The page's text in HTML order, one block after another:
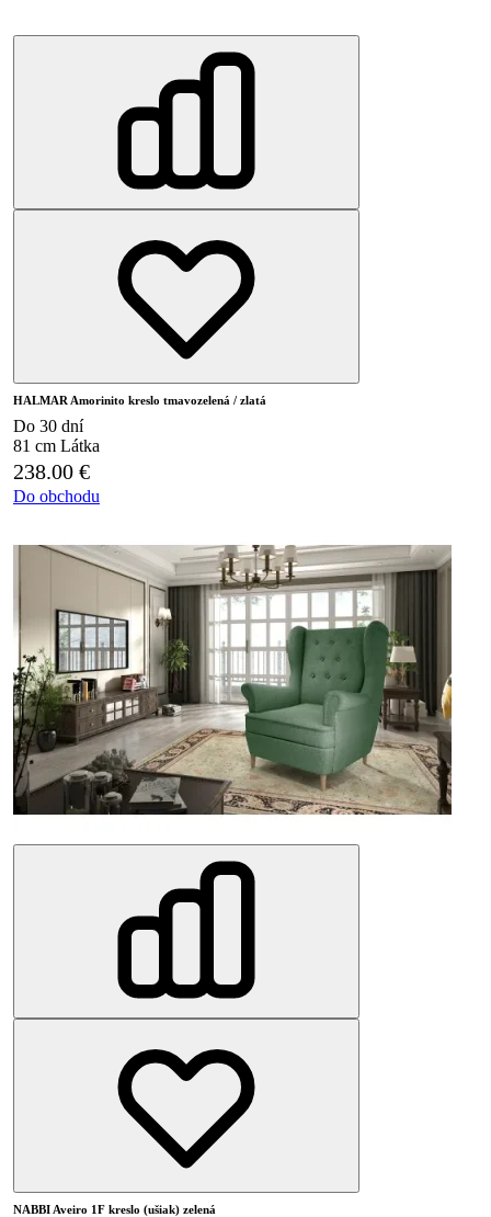
HALMAR Amorinito kreslo tmavozelená / zlatá
Do 30 dní
81 cm Látka
238.00 €
Do obchodu
NABBI Aveiro 1F kreslo (ušiak) zelená